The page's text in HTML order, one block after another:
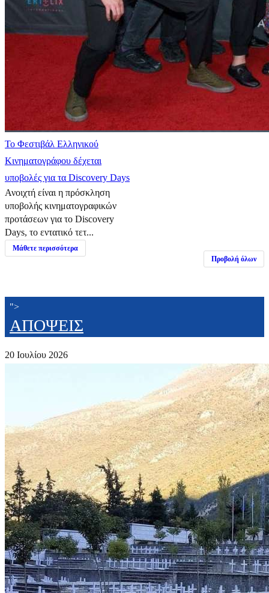
Το Φεστιβάλ Ελληνικού
Κινηματογράφου δέχεται
υποβολές για τα Discovery Days
Ανοιχτή είναι η πρόσκληση
υποβολής κινηματογραφικών
προτάσεων για το Discovery
Days, το εντατικό τετ...
Μάθετε περισσότερα
Προβολή όλων
">
ΑΠΟΨΕΙΣ
20 Ιουλίου 2026